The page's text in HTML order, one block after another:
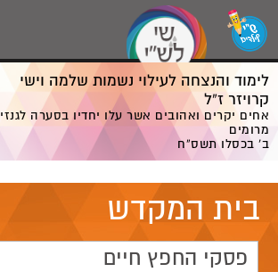
לימוד והנצחה לעילוי נשמות שלמה וישי
קרויזר ז”ל
אחים יקרים ואהובים אשר עלו יחדיו בסערה לגנזי
מרומים
ב' בכסלו תשס”ח
בית המקדש
פסקי החפץ חיים